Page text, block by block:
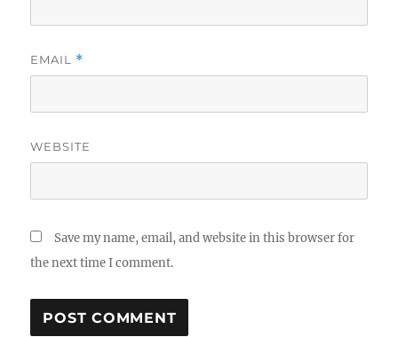
EMAIL *
WEBSITE
Save my name, email, and website in this browser for
the next time I comment.